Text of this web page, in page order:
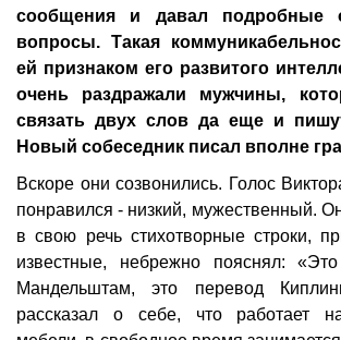
сообщения и давал подробные
вопросы. Такая
ей признаком его развитого
очень раздражали мужчины,
связать двух слов да еще и
Новый собеседник писал вполне
Вскоре они созвонились. Голос
понравился - низкий, мужественный.
в свою речь стихотворные строки,
известные, небрежно пояснял:
Мандельштам, это перевод
рассказал о себе, что работает